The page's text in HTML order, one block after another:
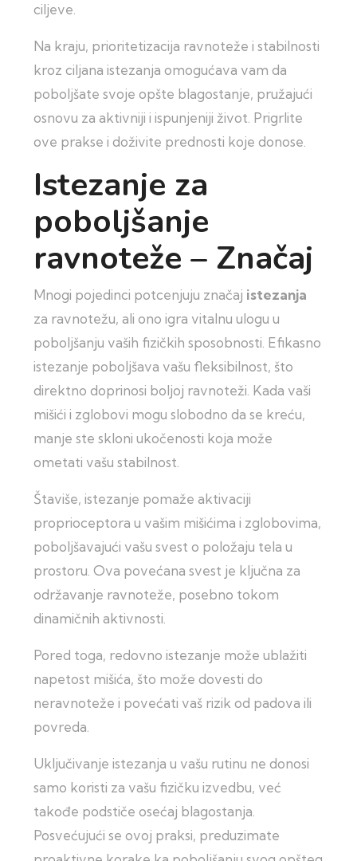
ciljeve.
Na kraju, prioritetizacija ravnoteže i stabilnosti
kroz ciljana istezanja omogućava vam da
poboljšate svoje opšte blagostanje, pružajući
osnovu za aktivniji i ispunjeniji život. Prigrlite
ove prakse i doživite prednosti koje donose.
Istezanje za
poboljšanje
ravnoteže – Značaj
Mnogi pojedinci potcenjuju značaj istezanja
za ravnotežu, ali ono igra vitalnu ulogu u
poboljšanju vaših fizičkih sposobnosti. Efikasno
istezanje poboljšava vašu fleksibilnost, što
direktno doprinosi boljoj ravnoteži. Kada vaši
mišići i zglobovi mogu slobodno da se kreću,
manje ste skloni ukočenosti koja može
ometati vašu stabilnost.
Štaviše, istezanje pomaže aktivaciji
proprioceptora u vašim mišićima i zglobovima,
poboljšavajući vašu svest o položaju tela u
prostoru. Ova povećana svest je ključna za
održavanje ravnoteže, posebno tokom
dinamičnih aktivnosti.
Pored toga, redovno istezanje može ublažiti
napetost mišića, što može dovesti do
neravnoteže i povećati vaš rizik od padova ili
povreda.
Uključivanje istezanja u vašu rutinu ne donosi
samo koristi za vašu fizičku izvedbu, već
takođe podstiče osećaj blagostanja.
Posvećujući se ovoj praksi, preduzimate